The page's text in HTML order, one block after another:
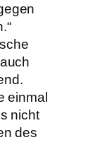
einmal
nicht
des